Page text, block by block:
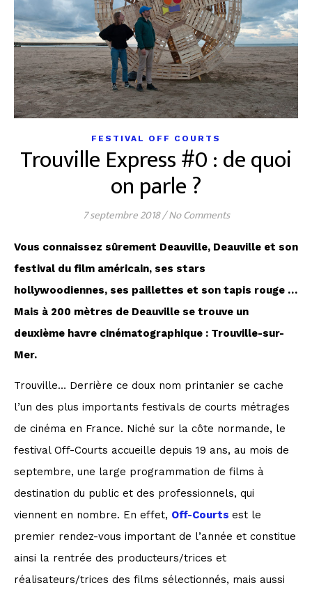
FESTIVAL OFF COURTS
Trouville Express #0 : de quoi
on parle ?
7 septembre 2018/No Comments
Vous connaissez sûrement Deauville, Deauville et son
festival du film américain, ses stars
hollywoodiennes, ses paillettes et son tapis rouge …
Mais à 200 mètres de Deauville se trouve un
deuxième havre cinématographique : Trouville-sur-
Mer.
Trouville… Derrière ce doux nom printanier se cache
l’un des plus importants festivals de courts métrages
de cinéma en France. Niché sur la côte normande, le
festival Off-Courts accueille depuis 19 ans, au mois de
septembre, une large programmation de films à
destination du public et des professionnels, qui
viennent en nombre. En effet, Off-Courts est le
premier rendez-vous important de l’année et constitue
ainsi la rentrée des producteurs/trices et
réalisateurs/trices des films sélectionnés, mais aussi